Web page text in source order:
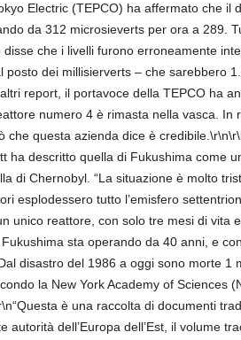
Electric (TEPCO) ha affermato che il
da 312 microsieverts per ora a 289.
che i livelli furono erroneamente
posto dei millisierverts – che sarebbero
report, il portavoce della TEPCO ha
numero 4 è rimasta nella vasca. In
che questa azienda dice è
ha descritto quella di Fukushima come
di Chernobyl. “La situazione è molto
esplodessero tutto l’emisfero
unico reattore, con solo tre mesi di vita
sta operando da 40 anni, e
disastro del 1986 a oggi sono morte 1
la New York Academy of Sciences
è una raccolta di documenti
autorità dell’Europa dell’Est, il volume